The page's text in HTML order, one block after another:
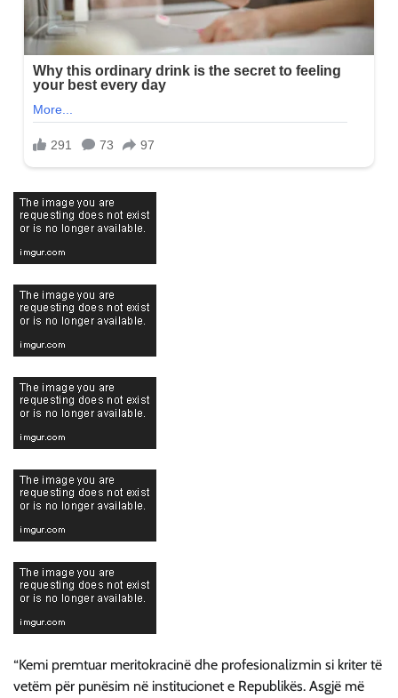
“Kemi premtuar meritokracinë dhe profesionalizmin si kriter të
vetëm për punësim në institucionet e Republikës. Asgjë më